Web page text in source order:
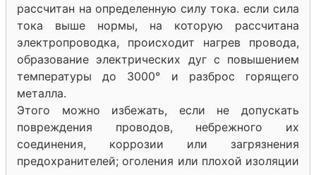
рассчитан на определенную силу тока. если сила
тока выше нормы, на которую рассчитана
электропроводка, происходит нагрев провода,
образование электрических дуг с повышением
температуры до 3000° и разброс горящего
металла.
Этого можно избежать, если не допускать
повреждения проводов, небрежного их
соединения, коррозии или загрязнения
предохранителей; оголения или плохой изоляции